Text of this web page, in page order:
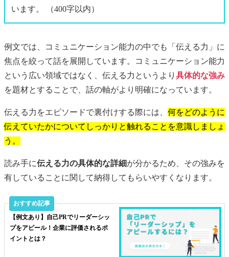
います。 （400字以内）
例文では、コミュニケーション能力の中でも「伝える力」に
焦点を絞って話を展開しています。コミュニケーション能力
という広い領域ではなく、伝える力というより 具体的な強み
を題材とすることで、話の軸がより明確になっています。
伝える力をエピソードで裏付けする際には、 何をどのように
伝えていたかについてしっかりと触れることを意識しましょ
う。
読み手に伝える力の具体的な詳細が分かるため、その強みを
有していることに関して納得してもらいやすくなります。
【例文あり】自己PRでリーダーシッ
プをアピール！企業に評価されるポ
イントとは？